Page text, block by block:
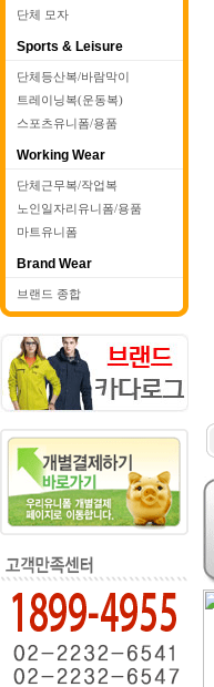
단체 모자
Sports & Leisure
단체등산복/바람막이
트레이닝복(운동복)
스포츠유니폼/용품
Working Wear
단체근무복/작업복
노인일자리유니폼/용품
마트유니폼
Brand Wear
브랜드 종합